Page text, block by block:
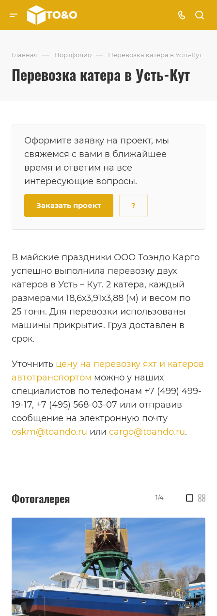
Главная — Портфолио — Перевозка катера в Усть-Кут
Перевозка катера в Усть-Кут
Оформите заявку на проект, мы
свяжемся с вами в ближайшее
время и ответим на все
интересующие вопросы.
Заказать проект ?
В майские праздники ООО Тоэндо Карго
успешно выполнила перевозку двух
катеров в Усть – Кут. 2 катера, каждый
размерами 18,6х3,91х3,88 (м) и весом по
25 тонн. Для перевозки использованы
машины прикрытия. Груз доставлен в
срок.
Уточнить цену на перевозку яхт и катеров
автотранспортом можно у наших
специалистов по телефонам +7 (499) 499-
19-17, +7 (495) 568-03-07 или отправив
сообщение на электронную почту
oskm@toando.ru или cargo@toando.ru.
Фотогалерея 1/4 —